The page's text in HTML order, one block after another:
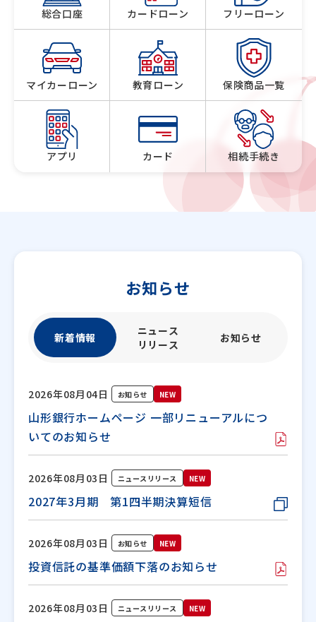
総合口座 カードローン フリーローン
マイカーローン 教育ローン 保険商品一覧
アプリ カード 相続手続き
お知らせ
新着情報
ニュース
リリース
お知らせ
2026年08月04日 お知らせ NEW
山形銀行ホームページ 一部リニューアルにつ
いてのお知らせ
2026年08月03日 ニュースリリース NEW
2027年3月期 第1四半期決算短信
2026年08月03日 お知らせ NEW
投資信託の基準価額下落のお知らせ
2026年08月03日 ニュースリリース NEW